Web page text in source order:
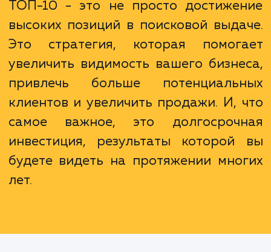
способствует росту брендового
признания бренда.
Важно понимать, что
ТОП-10 - это не просто
высоких позиций в поисковой
Это стратегия, которая
увеличить видимость вашего
клиентов и увеличить продажи. И,